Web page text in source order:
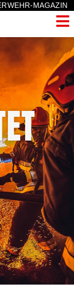
MAGAZIN